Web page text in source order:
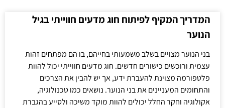
המדריך המקיף לפיתוח חוג מדעים חווייתי בגיל
הנוער
בני הנוער מצויים בשלב משמעותי בחייהם, בו הם מפתחים זהות
עצמית ורוכשים כישורים חדשים. חוג מדעים חווייתי יכול להוות
פלטפורמה מצוינת להעברת ידע, אך יש להבין את הצרכים
והתחומים המעניינים את בני הנוער. נושאים כמו טכנולוגיה,
אקולוגיה וחקר החלל יכולים להוות מוקד משיכה ולסייע בהגברת